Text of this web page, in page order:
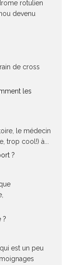
rotulien
devenu
de cross
les
le médecin
trop cool!) à...
?
?
est un peu